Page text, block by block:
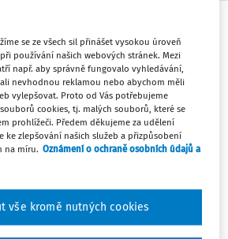
03:25
30 1x
Náměty Sdílet
se ze všech sil přinášet vysokou úroveň
používání našich webových stránek. Mezi
např. aby správně fungovalo vyhledávání,
nevhodnou reklamou nebo abychom měli
vylepšovat. Proto od Vás potřebujeme
cookies, tj. malých souborů, které se
prohlížeči. Předem děkujeme za udělení
ke zlepšování našich služeb a přizpůsobení
na míru. Oznámení o ochraně osobních údajů a
vše kromě nutných cookies